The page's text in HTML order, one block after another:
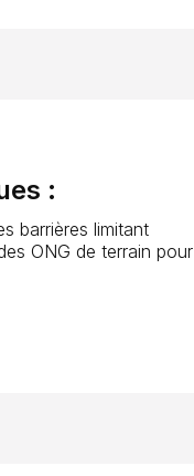
:
barrières limitant
ONG de terrain pour